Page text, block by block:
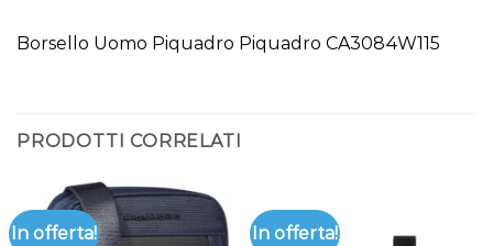
Borsello Uomo Piquadro Piquadro CA3084W115
PRODOTTI CORRELATI
In offerta! In offerta!